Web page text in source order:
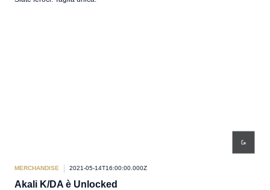
MERCHANDISE 2021-05-14T16:00:00.000Z
Akali K/DA è Unlocked